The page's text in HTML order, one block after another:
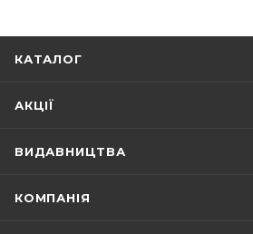
КАТАЛОГ
АКЦІЇ
ВИДАВНИЦТВА
КОМПАНІЯ